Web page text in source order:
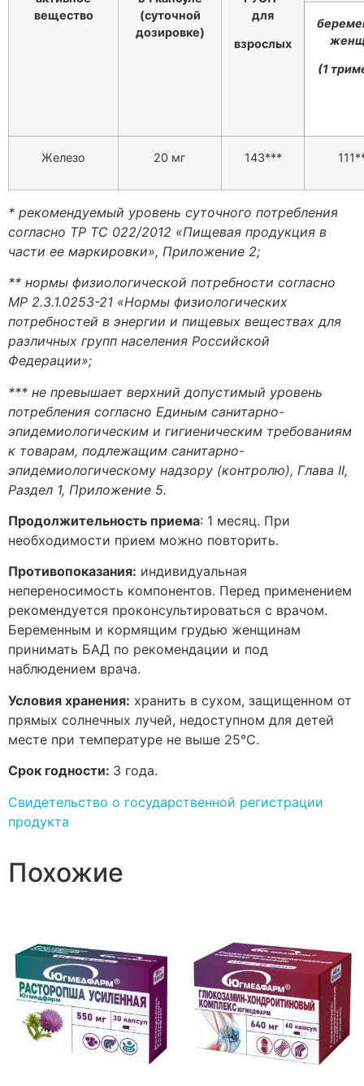
вещество
(суточной
дозировке)
для
взрослых
(1
Железо 20 мг 143***
* рекомендуемый уровень суточного потребления
согласно ТР ТС 022/2012 «Пищевая продукция в
части ее маркировки», Приложение 2;
** нормы физиологической потребности согласно
МР 2.3.1.0253-21 «Нормы физиологических
потребностей в энергии и пищевых веществах для
различных групп населения Российской
Федерации»;
*** не превышает верхний допустимый уровень
потребления согласно Единым санитарно-
эпидемиологическим и гигиеническим требованиям
к товарам, подлежащим санитарно-
эпидемиологическому надзору (контролю), Глава II,
Раздел 1, Приложение 5.
Продолжительность приема: 1 месяц. При
необходимости прием можно повторить.
Противопоказания: индивидуальная
непереносимость компонентов. Перед применением
рекомендуется проконсультироваться с врачом.
Беременным и кормящим грудью женщинам
принимать БАД по рекомендации и под
наблюдением врача.
Условия хранения: хранить в сухом, защищенном от
прямых солнечных лучей, недоступном для детей
месте при температуре не выше 25°С.
Срок годности: 3 года.
Свидетельство о государственной регистрации
продукта
Похожие